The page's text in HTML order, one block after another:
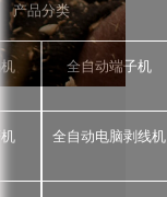
产品分类
全自动端子机
全自动电脑剥线机